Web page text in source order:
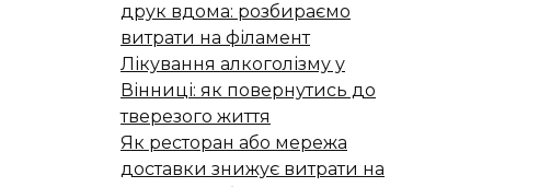
друк вдома: розбираємо
витрати на філамент
Лікування алкоголізму у
Вінниці: як повернутись до
тверезого життя
Як ресторан або мережа
доставки знижує витрати на